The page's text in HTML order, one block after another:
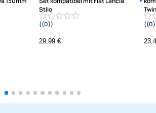
Einbau Set